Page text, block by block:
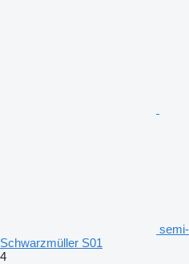
Schwarzmüller S01
4